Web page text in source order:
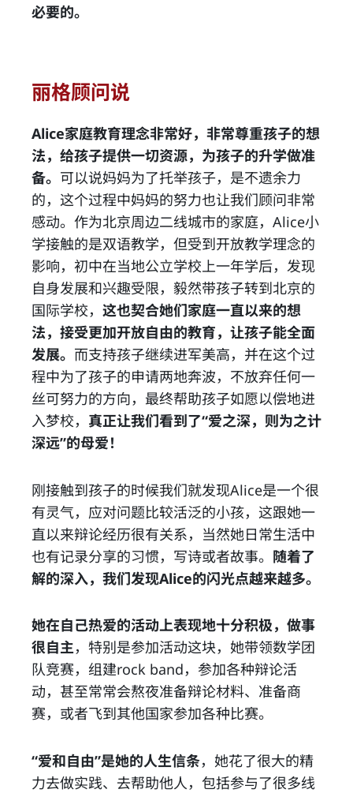
必要的。
丽格顾问说
Alice家庭教育理念非常好，非常尊重孩子的想
法，给孩子提供一切资源，为孩子的升学做准
备。 可以说妈妈为了托举孩子，是不遗余力
的，这个过程中妈妈的努力也让我们顾问非常
感动。作为北京周边二线城市的家庭，Alice小
学接触的是双语教学，但受到开放教学理念的
影响，初中在当地公立学校上一年学后，发现
自身发展和兴趣受限，毅然带孩子转到北京的
国际学校， 这也契合她们家庭一直以来的想
法，接受更加开放自由的教育，让孩子能全面
发展。 而支持孩子继续进军美高，并在这个过
程中为了孩子的申请两地奔波，不放弃任何一
丝可努力的方向，最终帮助孩子如愿以偿地进
入梦校， 真正让我们看到了“爱之深，则为之计
深远”的母爱！
刚接触到孩子的时候我们就发现Alice是一个很
有灵气，应对问题比较活泛的小孩，这跟她一
直以来辩论经历很有关系，当然她日常生活中
也有记录分享的习惯，写诗或者故事。 随着了
解的深入，我们发现Alice的闪光点越来越多。
她在自己热爱的活动上表现地十分积极，做事
很自主，特别是参加活动这块，她带领数学团
队竞赛，组建rock band，参加各种辩论活
动，甚至常常会熬夜准备辩论材料、准备商
赛，或者飞到其他国家参加各种比赛。
“爱和自由”是她的人生信条，她花了很大的精
力去做实践、去帮助他人，包括参与了很多线